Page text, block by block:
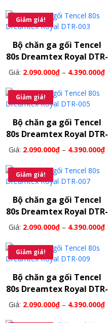
Giảm giá!
Bộ chăn ga gối Tencel
80s Dreamtex Royal DTR-
003
Giá: 2.090.000₫ – 4.390.000₫
Giảm giá!
Bộ chăn ga gối Tencel
80s Dreamtex Royal DTR-
005
Giá: 2.090.000₫ – 4.390.000₫
Giảm giá!
Bộ chăn ga gối Tencel
80s Dreamtex Royal DTR-
007
Giá: 2.090.000₫ – 4.390.000₫
Giảm giá!
Bộ chăn ga gối Tencel
80s Dreamtex Royal DTR-
009
Giá: 2.090.000₫ – 4.390.000₫